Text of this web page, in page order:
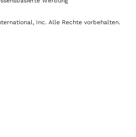
Inc. Alle Rechte vorbehalten.